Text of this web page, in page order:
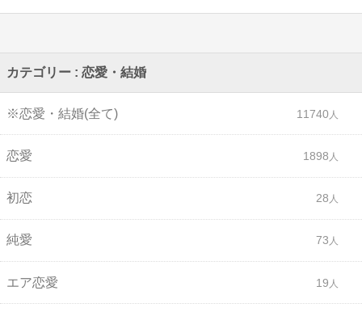
カテゴリー : 恋愛・結婚
※恋愛・結婚(全て) 11740
恋愛 1898
初恋 28
純愛 73
エア恋愛 19